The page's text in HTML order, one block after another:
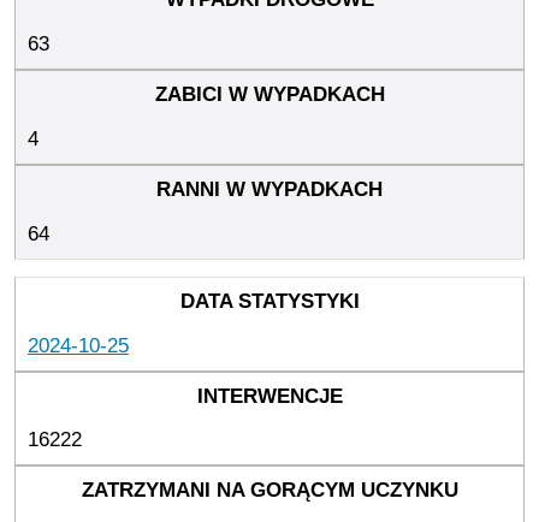
63
4
64
2024-10-25
16222